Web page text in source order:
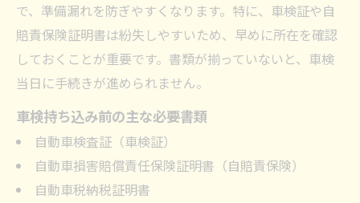
で、準備漏れを防ぎやすくなります。特に、車検証や自
賠責保険証明書は紛失しやすいため、早めに所在を確認
しておくことが重要です。書類が揃っていないと、車検
当日に手続きが進められません。
車検持ち込み前の主な必要書類
自動車検査証（車検証）
自動車損害賠償責任保険証明書（自賠責保険）
自動車税納税証明書